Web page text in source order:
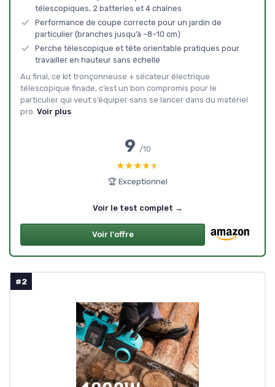
télescopiques, 2 batteries et 4 chaînes
Performance de coupe correcte pour un jardin de
particulier (branches jusqu’à ~8–10 cm)
Perche télescopique et tête orientable pratiques pour
travailler en hauteur sans échelle
Au final, ce kit tronçonneuse + sécateur électrique
télescopique finade, c’est un bon compromis pour le
particulier qui veut s’équiper sans se lancer dans du matériel
pro. Voir plus
9 /10
★★★★★
★★★★★
🏆 Exceptionnel
Voir le test complet →
Voir l'offre
#2